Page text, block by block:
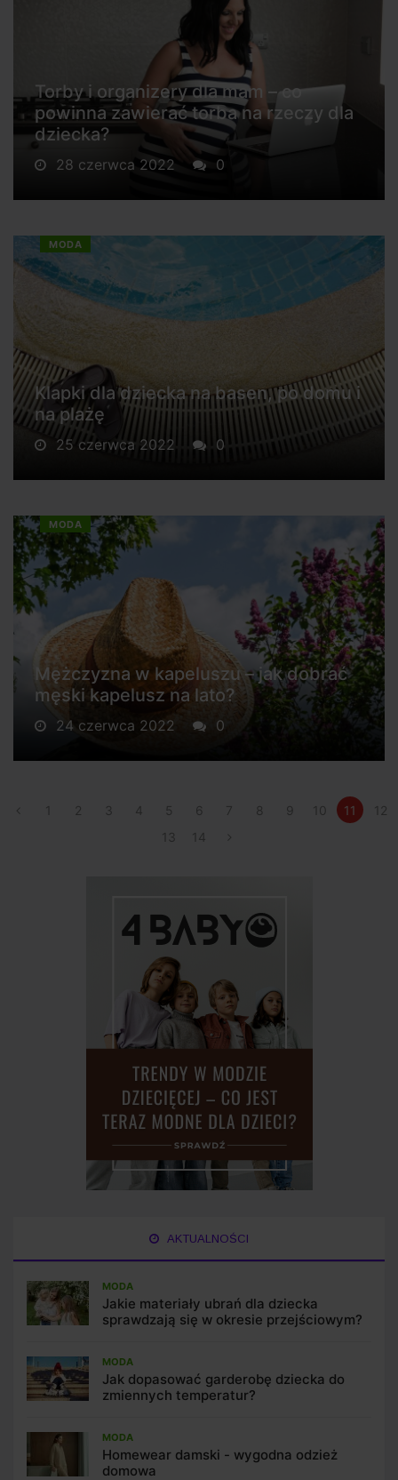
Torby i organizery dla mam – co
powinna zawierać torba na rzeczy dla
dziecka?
28 czerwca 2022 0
MODA
Klapki dla dziecka na basen, po domu i
na plażę
25 czerwca 2022 0
MODA
Mężczyzna w kapeluszu – jak dobrać
męski kapelusz na lato?
24 czerwca 2022 0
1 2 3 4 5 6 7 8 9 10 11
12
13
14
AKTUALNOŚCI
MODA
Jakie materiały ubrań dla dziecka
sprawdzają się w okresie przejściowym?
MODA
Jak dopasować garderobę dziecka do
zmiennych temperatur?
MODA
Homewear damski - wygodna odzież
domowa